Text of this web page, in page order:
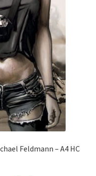
Feldmann – A4 HC